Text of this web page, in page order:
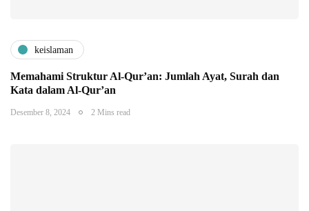
keislaman
Memahami Struktur Al-Qur’an: Jumlah Ayat, Surah dan
Kata dalam Al-Qur’an
Desember 8, 2024 2 Mins read